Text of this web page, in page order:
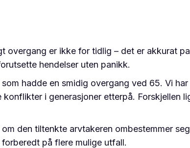
er ikke for tidlig – det er akkurat
hendelser uten panikk.
hadde en smidig overgang ved 65. Vi
i generasjoner etterpå. Forskjellen
den tiltenkte arvtakeren ombestemmer
på flere mulige utfall.